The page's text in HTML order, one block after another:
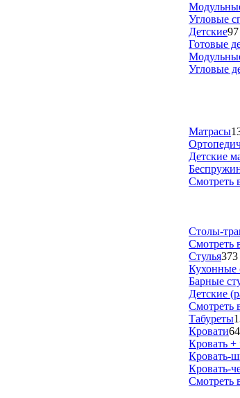
Угловые
Детские97
Готовые
Угловые
Матрасы
Детские
Смотреть
Столы-
Смотреть
Стулья373
Кухонные
Барные
Детские
Смотреть
Табуреты
Кровати
Кровать +
Кровать-
Кровать-
Смотреть